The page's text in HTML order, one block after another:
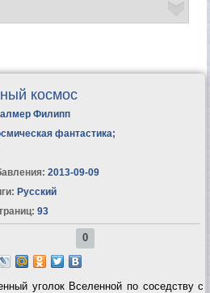
космос
Филипп
фантастика;
2013-09-09
Русский
93
0
уголок Вселенной по соседству с